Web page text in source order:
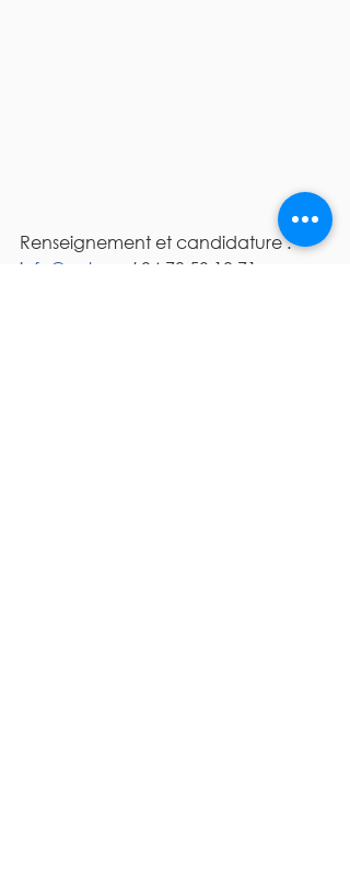
Renseignement et candidature :
info@aul.org
/ 04.78.53.18.71